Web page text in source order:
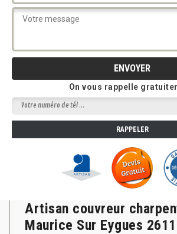
On vous rappelle
Artisan couvreur
Maurice Sur Eygues